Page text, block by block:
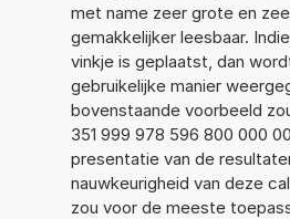
met name zeer grote en
gemakkelijker leesbaar.
vinkje is geplaatst, dan
gebruikelijke manier
bovenstaande voorbeeld
351 999 978 596 800 000
presentatie van de
nauwkeurigheid van deze
zou voor de meeste